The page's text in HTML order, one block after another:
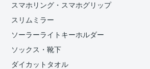
スマホリング・スマホグリップ
スリムミラー
ソーラーライトキーホルダー
ソックス・靴下
ダイカットタオル